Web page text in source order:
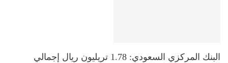
البنك المركزي السعودي: 1.78 تريليون ريال إجمالي